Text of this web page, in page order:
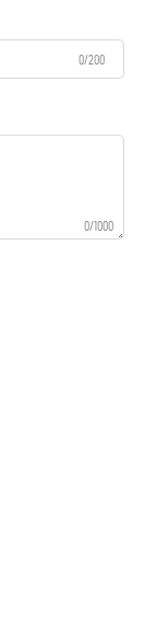
0/200
0/1000